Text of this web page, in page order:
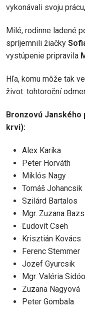
vykonávali svoju
Milé, rodinne ladené
spríjemnili žiačky
vystúpenie pripravila
Hľa, komu môže tak
život: tohtoroční
Bronzovú Janského
krvi):
Alex Karika
Peter Horváth
Miklós Nagy
Tomáš Johancsik
Szilárd Bartalos
Mgr. Zuzana
Ľudovít Cseh
Krisztián Kovács
Ferenc Stemmer
Jozef Gyurcsik
Mgr. Valéria
Zuzana Nagyová
Peter Gombala